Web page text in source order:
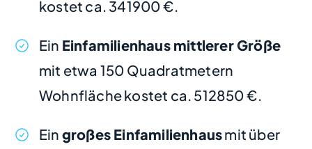
kostet ca. 341900 €.
Ein Einfamilienhaus mittlerer Größe
mit etwa 150 Quadratmetern
Wohnfläche kostet ca. 512850 €.
Ein großes Einfamilienhausmit über